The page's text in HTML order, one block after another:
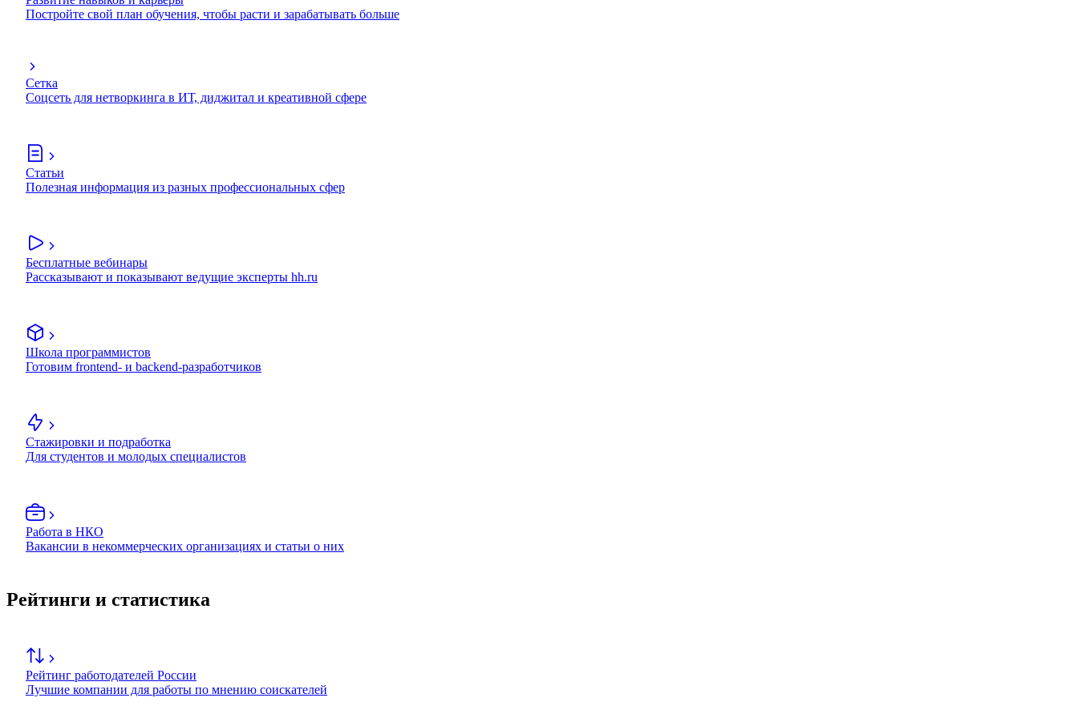
Постройте свой план обучения, чтобы расти и зарабатывать больше
Сетка
Соцсеть для нетворкинга в ИТ, диджитал и креативной сфере
Статьи
Полезная информация из разных профессиональных сфер
Бесплатные вебинары
Рассказывают и показывают ведущие эксперты hh.ru
Школа программистов
Готовим frontend- и backend-разработчиков
Стажировки и подработка
Для студентов и молодых специалистов
Работа в НКО
Вакансии в некоммерческих организациях и статьи о них
Рейтинги и статистика
Рейтинг работодателей России
Лучшие компании для работы по мнению соискателей